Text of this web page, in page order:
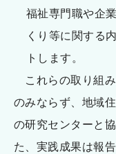
福祉専門職や企
くり等に関する
トします。
これらの取り組
のみならず、地域
の研究センターと
た、実践成果は報